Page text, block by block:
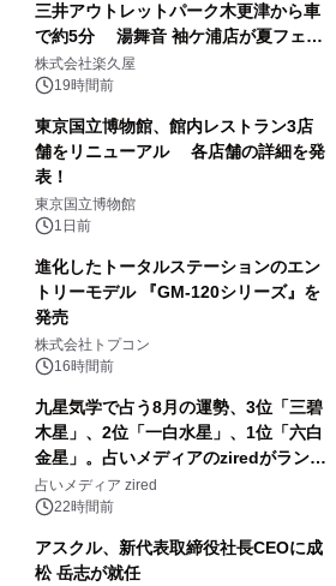
三井アウトレットパーク木更津から車
で約5分 湯舞音 袖ケ浦店が夏フェア
メニューを提供
株式会社楽久屋
19時間前
東京国立博物館、館内レストラン3店
舗をリニューアル 各店舗の詳細を発
表！
東京国立博物館
1日前
進化したトータルステーションのエン
トリーモデル 『GM-120シリーズ』を
発売
株式会社トプコン
16時間前
九星気学で占う8月の運勢、3位「三碧
木星」、2位「一白水星」、1位「六白
金星」。占いメディアのziredがランキ
ングを発表
占いメディア zired
22時間前
アスクル、新代表取締役社長CEOに成
松 岳志が就任